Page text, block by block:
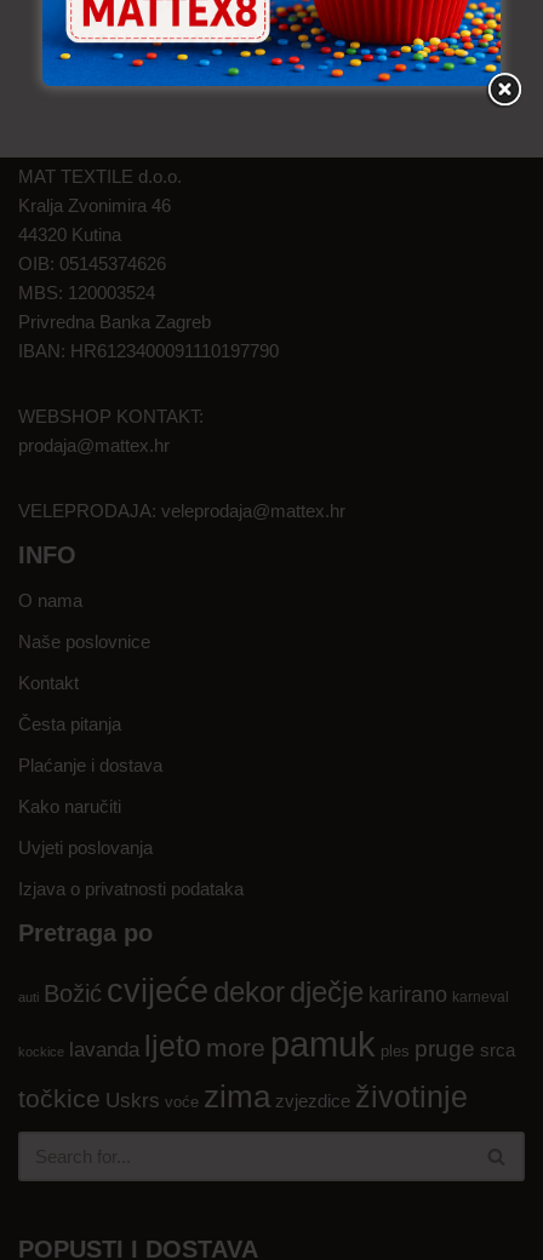
MAT TEXTILE d.o.o.
Kralja Zvonimira 46
44320 Kutina
OIB: 05145374626
MBS: 120003524
Privredna Banka Zagreb
IBAN: HR6123400091110197790
WEBSHOP KONTAKT:
prodaja@mattex.hr
VELEPRODAJA: veleprodaja@mattex.hr
INFO
O nama
Naše poslovnice
Kontakt
Česta pitanja
Plaćanje i dostava
Kako naručiti
Uvjeti poslovanja
Izjava o privatnosti podataka
Pretraga po
auti Božić cvijeće dekordječje karirano karneval
kockice lavanda ljeto more pamuk ples pruge srca
točkice Uskrs voće zima zvjezdice životinje
POPUSTI I DOSTAVA